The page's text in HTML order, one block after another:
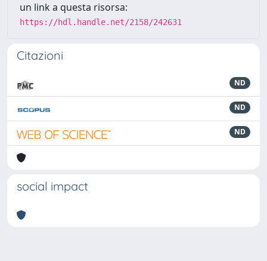
un link a questa risorsa:
https://hdl.handle.net/2158/242631
Citazioni
ND
ND
ND
social impact